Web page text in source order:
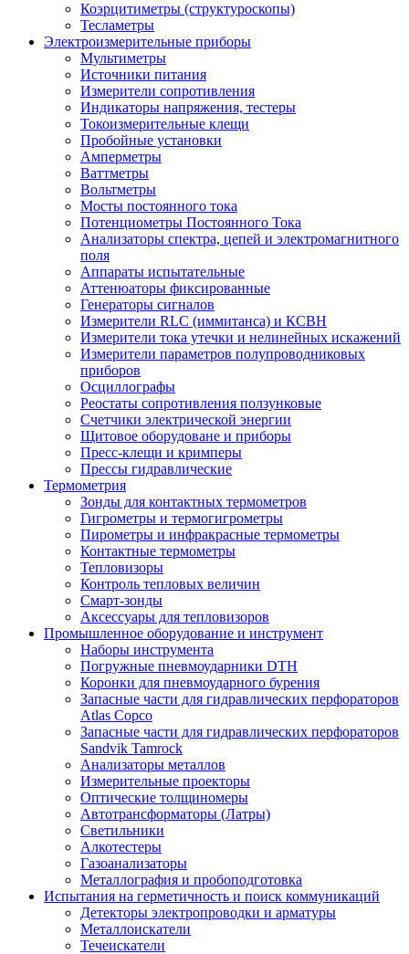
Коэрцитиметры (структуроскопы)
Тесламетры
Электроизмерительные приборы
Мультиметры
Источники питания
Измерители сопротивления
Индикаторы напряжения, тестеры
Токоизмерительные клещи
Пробойные установки
Амперметры
Ваттметры
Вольтметры
Мосты постоянного тока
Потенциометры Постоянного Тока
Анализаторы спектра, цепей и электромагнитного
поля
Аппараты испытательные
Аттенюаторы фиксированные
Генераторы сигналов
Измерители RLC (иммитанса) и КСВН
Измерители тока утечки и нелинейных искажений
Измерители параметров полупроводниковых
приборов
Осциллографы
Реостаты сопротивления ползунковые
Счетчики электрической энергии
Щитовое оборудоване и приборы
Пресс-клещи и кримперы
Прессы гидравлические
Термометрия
Зонды для контактных термометров
Гигрометры и термогигрометры
Пирометры и инфракрасные термометры
Контактные термометры
Тепловизоры
Контроль тепловых величин
Смарт-зонды
Аксессуары для тепловизоров
Промышленное оборудование и инструмент
Наборы инструмента
Погружные пневмоударники DTH
Коронки для пневмоударного бурения
Запасные части для гидравлических перфораторов
Atlas Copco
Запасные части для гидравлических перфораторов
Sandvik Tamrock
Анализаторы металлов
Измерительные проекторы
Оптические толщиномеры
Автотрансформаторы (Латры)
Светильники
Алкотестеры
Газоанализаторы
Металлография и пробоподготовка
Испытания на герметичность и поиск коммуникаций
Детекторы электропроводки и арматуры
Металлоискатели
Течеискатели